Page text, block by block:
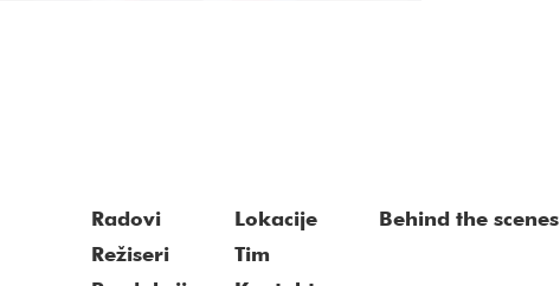
Radovi
Režiseri
Lokacije
Tim
Behind the scenes